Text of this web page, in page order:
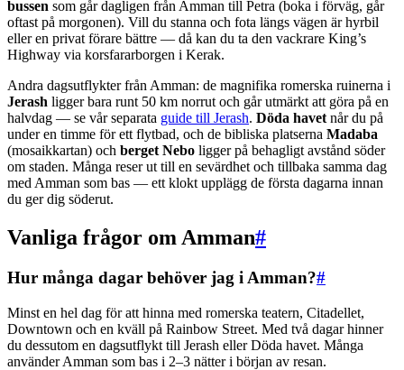
bussen som går dagligen från Amman till Petra (boka i förväg, går
oftast på morgonen). Vill du stanna och fota längs vägen är hyrbil
eller en privat förare bättre — då kan du ta den vackrare King’s
Highway via korsfararborgen i Kerak.
Andra dagsutflykter från Amman: de magnifika romerska ruinerna i
Jerash ligger bara runt 50 km norrut och går utmärkt att göra på en
halvdag — se vår separata guide till Jerash. Döda havet når du på
under en timme för ett flytbad, och de bibliska platserna Madaba
(mosaikkartan) och berget Nebo ligger på behagligt avstånd söder
om staden. Många reser ut till en sevärdhet och tillbaka samma dag
med Amman som bas — ett klokt upplägg de första dagarna innan
du ger dig söderut.
Vanliga frågor om Amman#
Hur många dagar behöver jag i Amman?#
Minst en hel dag för att hinna med romerska teatern, Citadellet,
Downtown och en kväll på Rainbow Street. Med två dagar hinner
du dessutom en dagsutflykt till Jerash eller Döda havet. Många
använder Amman som bas i 2–3 nätter i början av resan.